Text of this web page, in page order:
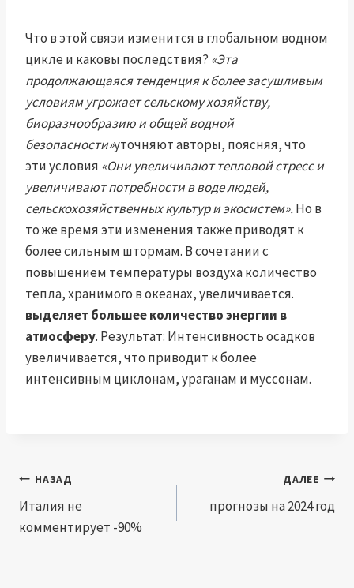
Что в этой связи изменится в глобальном водном
цикле и каковы последствия? «Эта
продолжающаяся тенденция к более засушливым
условиям угрожает сельскому хозяйству,
биоразнообразию и общей водной
безопасности»уточняют авторы, поясняя, что
эти условия «Они увеличивают тепловой стресс и
увеличивают потребности в воде людей,
сельскохозяйственных культур и экосистем».Но в
то же время эти изменения также приводят к
более сильным штормам. В сочетании с
повышением температуры воздуха количество
тепла, хранимого в океанах, увеличивается.
выделяет большее количество энергии в
атмосферу. Результат: Интенсивность осадков
увеличивается, что приводит к более
интенсивным циклонам, ураганам и муссонам.
Навигация
по
записям
НАЗАД
Италия не
комментирует -90%
ДАЛЕЕ
прогнозы на 2024 год